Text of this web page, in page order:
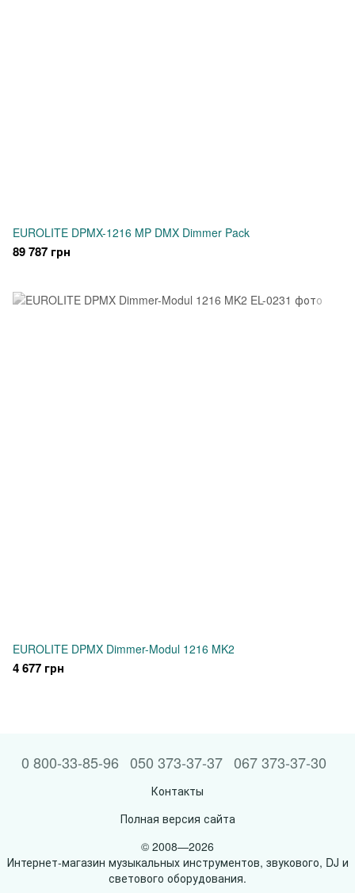
EUROLITE DPMX-1216 MP DMX Dimmer Pack
89 787 грн
EUROLITE DPMX Dimmer-Modul 1216 MK2
4 677 грн
0 800-33-85-96 050 373-37-37 067 373-37-30
Контакты
Полная версия сайта
© 2008—2026
Интернет-магазин музыкальных инструментов, звукового, DJ и
светового оборудования.